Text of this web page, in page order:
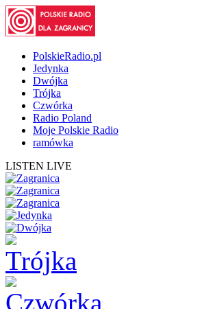
PolskieRadio.pl
Jedynka
Dwójka
Trójka
Czwórka
Radio Poland
Moje Polskie Radio
ramówka
LISTEN LIVE